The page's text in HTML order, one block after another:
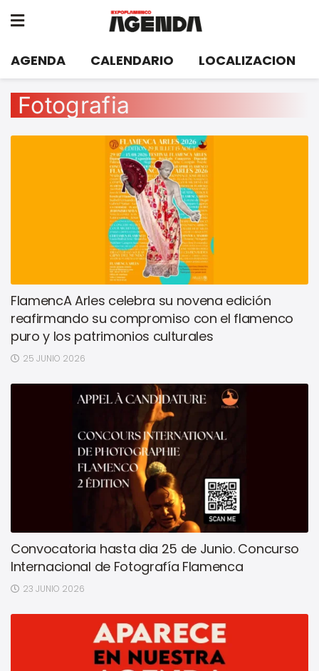
AGENDA CALENDARIO LOCALIZACION
Fotografia
FlamencA Arles celebra su novena edición
reafirmando su compromiso con el flamenco
puro y los patrimonios culturales
25 JUNIO 2026
Convocatoria hasta dia 25 de Junio. Concurso
Internacional de Fotografía Flamenca
23 JUNIO 2026